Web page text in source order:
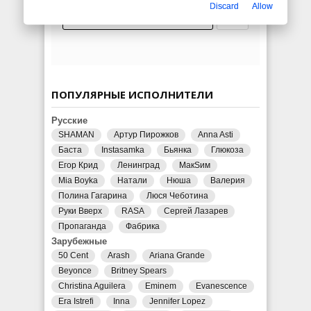
ПОПУЛЯРНЫЕ ИСПОЛНИТЕЛИ
Русские
SHAMAN Артур Пирожков
Anna Asti
Баста
Instasamka Бьянка
Глюкоза
Егор Крид
Ленинград
МакSим
Mia Boyka
Натали Нюша
Валерия
Полина Гагарина
Люся Чеботина
Руки Вверх
RASA
Сергей Лазарев
Пропаганда
Фабрика
Зарубежные
50 Cent Arash
Ariana Grande
Beyonce
Britney Spears
Christina Aguilera
Eminem
Evanescence
Era Istrefi
Inna Jennifer Lopez
Discard Allow